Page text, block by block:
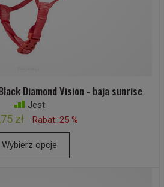
Diamond Vision - baja sunrise
Jest
zł Rabat: 25 %
Wybierz opcje